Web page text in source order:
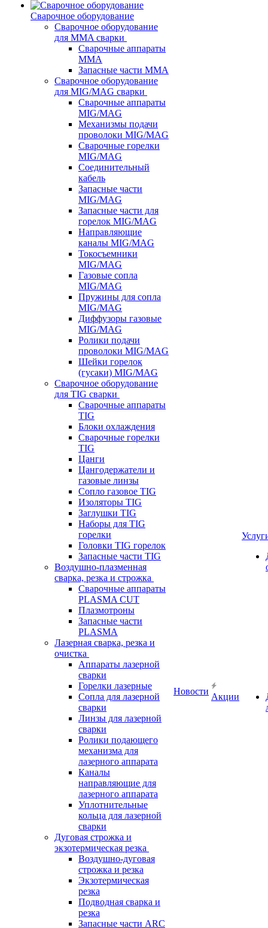
Сварочное оборудование
Сварочное оборудование
для MMA сварки
Сварочные аппараты
MMA
Запасные части MMA
Сварочное оборудование
для MIG/MAG сварки
Сварочные аппараты
MIG/MAG
Механизмы подачи
проволоки MIG/MAG
Сварочные горелки
MIG/MAG
Соединительный
кабель
Запасные части
MIG/MAG
Запасные части для
горелок MIG/MAG
Направляющие
каналы MIG/MAG
Токосъемники
MIG/MAG
Газовые сопла
MIG/MAG
Пружины для сопла
MIG/MAG
Диффузоры газовые
MIG/MAG
Ролики подачи
проволоки MIG/MAG
Шейки горелок
(гусаки) MIG/MAG
Сварочное оборудование
для TIG сварки
Сварочные аппараты
TIG
Блоки охлаждения
Сварочные горелки
TIG
Цанги
Цангодержатели и
газовые линзы
Сопло газовое TIG
Изоляторы TIG
Заглушки TIG
Наборы для TIG
горелки
Головки TIG горелок
Запасные части TIG
Воздушно-плазменная
сварка, резка и строжка
Сварочные аппараты
PLASMA CUT
Плазмотроны
Запасные части
PLASMA
Лазерная сварка, резка и
очистка
Аппараты лазерной
сварки
Горелки лазерные
Сопла для лазерной
сварки
Линзы для лазерной
сварки
Ролики подающего
механизма для
лазерного аппарата
Каналы
направляющие для
лазерного аппарата
Уплотнительные
кольца для лазерной
сварки
Дуговая строжка и
экзотермическая резка
Воздушно-дуговая
строжка и резка
Экзотермическая
резка
Подводная сварка и
резка
Запасные части ARC
Новости
Акции